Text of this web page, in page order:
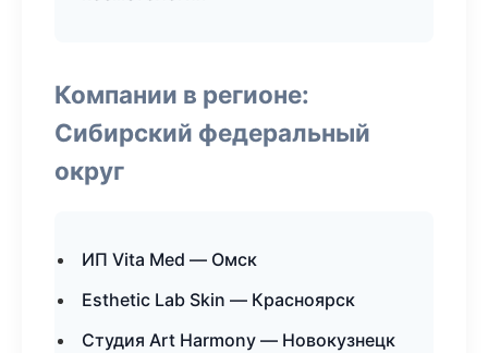
Компании в регионе:
Сибирский федеральный
округ
ИП Vita Med — Омск
Esthetic Lab Skin — Красноярск
Студия Art Harmony — Новокузнецк